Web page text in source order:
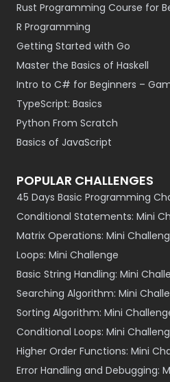
Rust Programming Course for
R Programming
Getting Started with Go
Master the Basics of Haskell
Intro to C# for Beginners –
TypeScript: Basics
Python From Scratch
Basics of JavaScript
POPULAR CHALLENGES
45 Days Basic Programming
Conditional Statements: Mini
Matrix Operations: Mini
Loops: Mini Challenge
Basic String Handling: Mini
Searching Algorithm: Mini
Sorting Algorithm: Mini
Conditional Loops: Mini
Higher Order Functions: Mini
Error Handling and Debugging: